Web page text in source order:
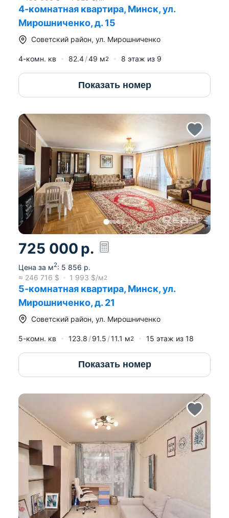
4-комнатная квартира, Минск, ул.
Мирошниченко, д. 15
Советский район, ул. Мирошниченко
4-комн. кв 82.4 49 м2 8 этаж из 9
Показать номер
725 000 р.
Цена за м2: 5 856 р.
≈ 246 716 $ 1 993 $/м2
5-комнатная квартира, Минск, ул.
Мирошниченко, д. 21
Советский район, ул. Мирошниченко
5-комн. кв 123.8 91.5 11.1 м2 15 этаж из 18
Показать номер